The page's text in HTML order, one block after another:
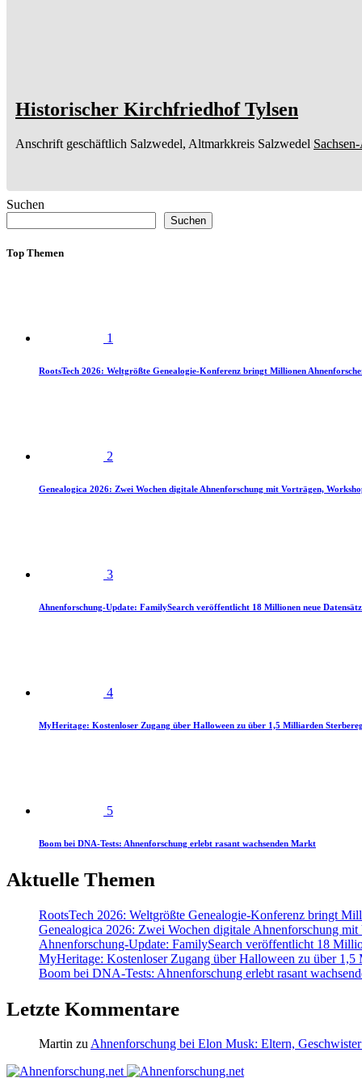
Historischer Kirchfriedhof Tylsen
Anschrift geschäftlich Salzwedel, Altmarkkreis Salzwedel
Suchen
Suchen
Top Themen
1
RootsTech 2026: Weltgrößte Genealogie-Konferenz bringt Millionen
2
Genealogica 2026: Zwei Wochen digitale Ahnenforschung mit Vorträgen,
3
Ahnenforschung-Update: FamilySearch veröffentlicht 18 Millionen neue
4
MyHeritage: Kostenloser Zugang über Halloween zu über 1,5 Milliarden
5
Boom bei DNA-Tests: Ahnenforschung erlebt rasant wachsenden Markt
Aktuelle Themen
RootsTech 2026: Weltgrößte Genealogie-Konferenz bringt
Genealogica 2026: Zwei Wochen digitale Ahnenforschung mit
Ahnenforschung-Update: FamilySearch veröffentlicht 18
MyHeritage: Kostenloser Zugang über Halloween zu über 1,5
Boom bei DNA-Tests: Ahnenforschung erlebt rasant
Letzte Kommentare
Martin zu Ahnenforschung bei Elon Musk: Eltern,